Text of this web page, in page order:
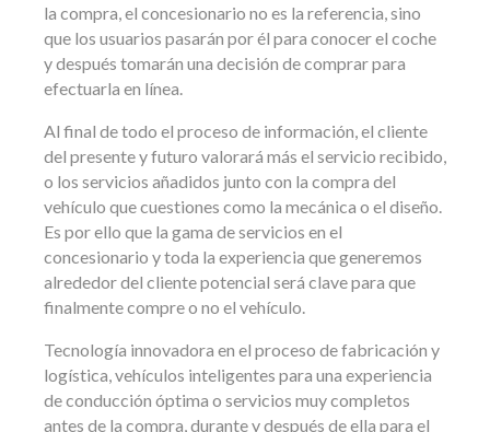
la compra, el concesionario no es la referencia, sino
que los usuarios pasarán por él para conocer el coche
y después tomarán una decisión de comprar para
efectuarla en línea.
Al final de todo el proceso de información, el cliente
del presente y futuro valorará más el servicio recibido,
o los servicios añadidos junto con la compra del
vehículo que cuestiones como la mecánica o el diseño.
Es por ello que la gama de servicios en el
concesionario y toda la experiencia que generemos
alrededor del cliente potencial será clave para que
finalmente compre o no el vehículo.
Tecnología innovadora en el proceso de fabricación y
logística, vehículos inteligentes para una experiencia
de conducción óptima o servicios muy completos
antes de la compra, durante y después de ella para el